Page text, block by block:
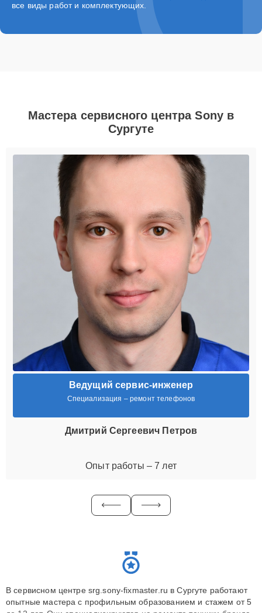
все виды работ и комплектующих.
Мастера сервисного центра Sony в
Сургуте
Ведущий сервис-инженер
Специализация – ремонт телефонов
Дмитрий Сергеевич Петров
Опыт работы – 7 лет
В сервисном центре srg.sony-fixmaster.ru в Сургуте работают
опытные мастера с профильным образованием и стажем от 5